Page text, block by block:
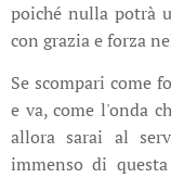
poiché nulla potrà
con grazia e forza
Se scompari come
e va, come l'onda
allora sarai al
immenso di